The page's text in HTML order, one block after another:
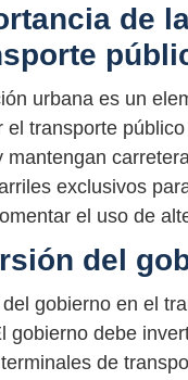
de
urbana es un
el transporte
mantengan
exclusivos
el uso de
del
gobierno en el
gobierno debe
de